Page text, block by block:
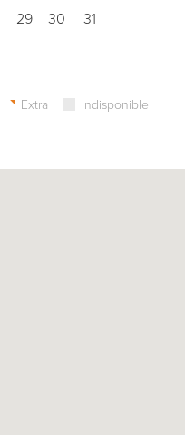
29 30 31
Extra Indisponible